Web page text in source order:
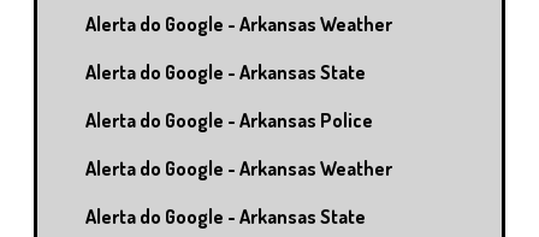
Alerta do Google - Arkansas Weather
Alerta do Google - Arkansas State
Alerta do Google - Arkansas Police
Alerta do Google - Arkansas Weather
Alerta do Google - Arkansas State